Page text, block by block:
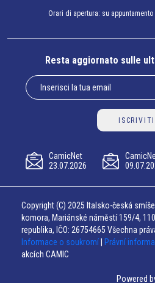
Orari di apertura: su appuntamento
Resta aggiornato sulle
ISCRIVITI
CamicNet
23.07.2026
Copyright (C) 2025 Italsko-česká
komora, Mariánské náměstí 159/4,
republika, IČO: 26754665 Všechna
Informace o soukromí
Právní
akcích CAMIC
Powered